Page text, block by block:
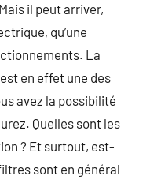
il peut arriver,
qu’une
La
en effet une des
avez la possibilité
Quelles sont les
? Et surtout, est-
sont en général